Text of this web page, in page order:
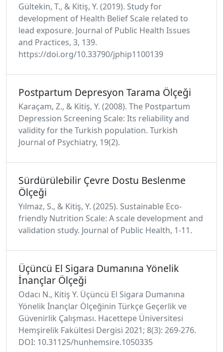
Gültekin, T., & Kitiş, Y. (2019). Study for
development of Health Belief Scale related to
lead exposure. Journal of Public Health Issues
and Practices, 3, 139.
https://doi.org/10.33790/jphip1100139
Postpartum Depresyon Tarama Ölçeği
Karaçam, Z., & Kitiş, Y. (2008). The Postpartum
Depression Screening Scale: Its reliability and
validity for the Turkish population. Turkish
Journal of Psychiatry, 19(2).
Sürdürülebilir Çevre Dostu Beslenme
Ölçeği
Yılmaz, S., & Kitiş, Y. (2025). Sustainable Eco-
friendly Nutrition Scale: A scale development and
validation study. Journal of Public Health, 1-11.
Üçüncü El Sigara Dumanına Yönelik
İnançlar Ölçeği
Odacı N., Kitiş Y. Üçüncü El Sigara Dumanına
Yönelik İnançlar Ölçeğinin Türkçe Geçerlik ve
Güvenirlik Çalışması. Hacettepe Üniversitesi
Hemşirelik Fakültesi Dergisi 2021; 8(3): 269-276.
DOI: 10.31125/hunhemsire.1050335